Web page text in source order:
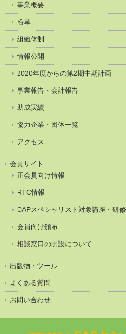
事業概要
沿革
組織体制
情報公開
2020年度からの第2期中期計画
事業報告・会計報告
助成実績
協力企業・団体一覧
アクセス
会員サイト
正会員向け情報
RTC情報
CAPスペシャリスト対象講座・研修
会員向け頒布
相談窓口の開設について
出版物・ツール
よくある質問
お問い合わせ